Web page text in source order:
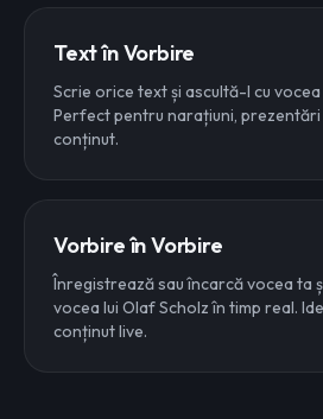
Text în Vorbire
Scrie orice text și ascultă-l cu
Perfect pentru narațiuni, prezentări
conținut.
Vorbire în Vorbire
Înregistrează sau încarcă vocea ta
vocea lui Olaf Scholz în timp real.
conținut live.